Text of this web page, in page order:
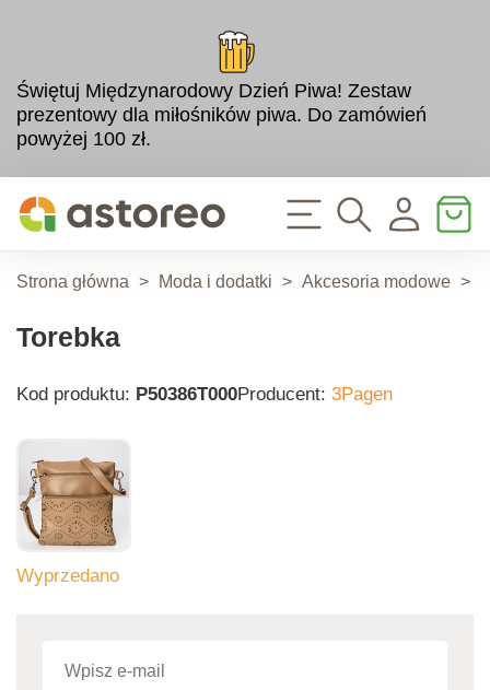
Świętuj Międzynarodowy Dzień Piwa! Zestaw
prezentowy dla miłośników piwa. Do zamówień
powyżej 100 zł.
Strona główna > Moda i dodatki > Akcesoria modowe >
Torebka
Kod produktu: P50386T000Producent: 3Pagen
Wyprzedano